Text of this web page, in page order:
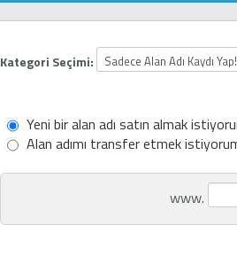
Kategori Seçimi:
Yeni bir alan adı satın almak
Alan adımı transfer etmek
www.